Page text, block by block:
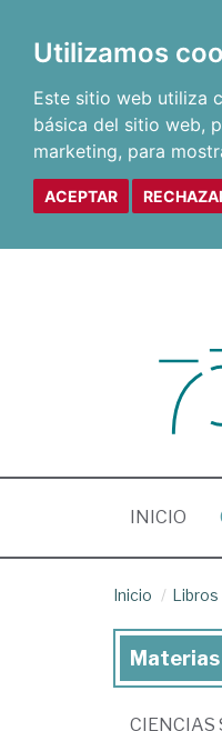
Utilizamos
Este sitio web utiliza
básica del sitio web,
marketing, para
ACEPTAR
INICIO
Inicio Libros
Materias
CIENCIAS